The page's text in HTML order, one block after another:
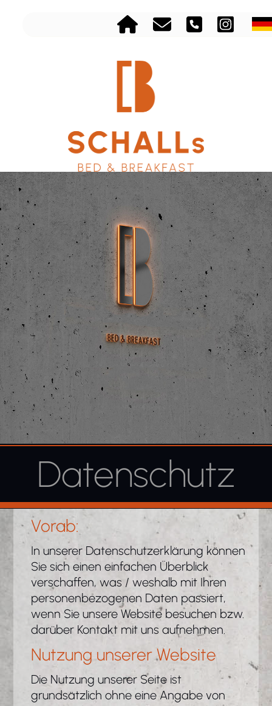
Datenschutz
Vorab:
In unserer Datenschutzerklärung können
Sie sich einen einfachen Überblick
verschaffen, was / weshalb mit Ihren
personenbezogenen Daten passiert,
wenn Sie unsere Website besuchen bzw.
darüber Kontakt mit uns aufnehmen.
Nutzung unserer Website
Die Nutzung unserer Seite ist
grundsätzlich ohne eine Angabe von